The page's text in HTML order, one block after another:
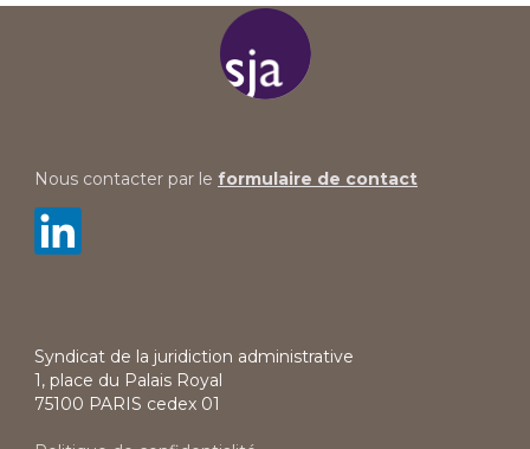
Nous contacter par le formulaire de contact
Syndicat de la juridiction administrative
1, place du Palais Royal
75100 PARIS cedex 01